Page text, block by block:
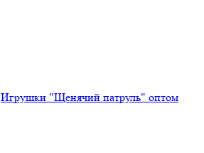
Игрушки "Щенячий патруль" оптом